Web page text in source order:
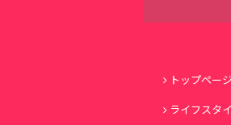
トップページ
ライフスタ